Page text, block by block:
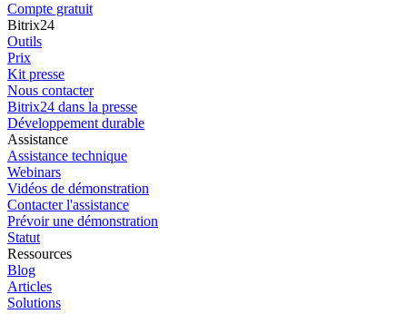
Compte gratuit
Bitrix24
Outils
Prix
Kit presse
Nous contacter
Bitrix24 dans la presse
Développement durable
Assistance
Assistance technique
Webinars
Vidéos de démonstration
Contacter l'assistance
Prévoir une démonstration
Statut
Ressources
Blog
Articles
Solutions